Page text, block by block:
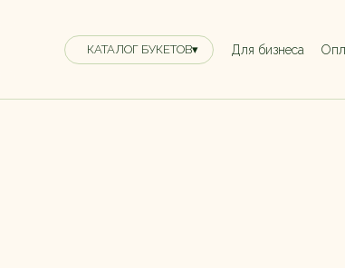
КАТАЛОГ БУКЕТОВ▾ Для бизнеса